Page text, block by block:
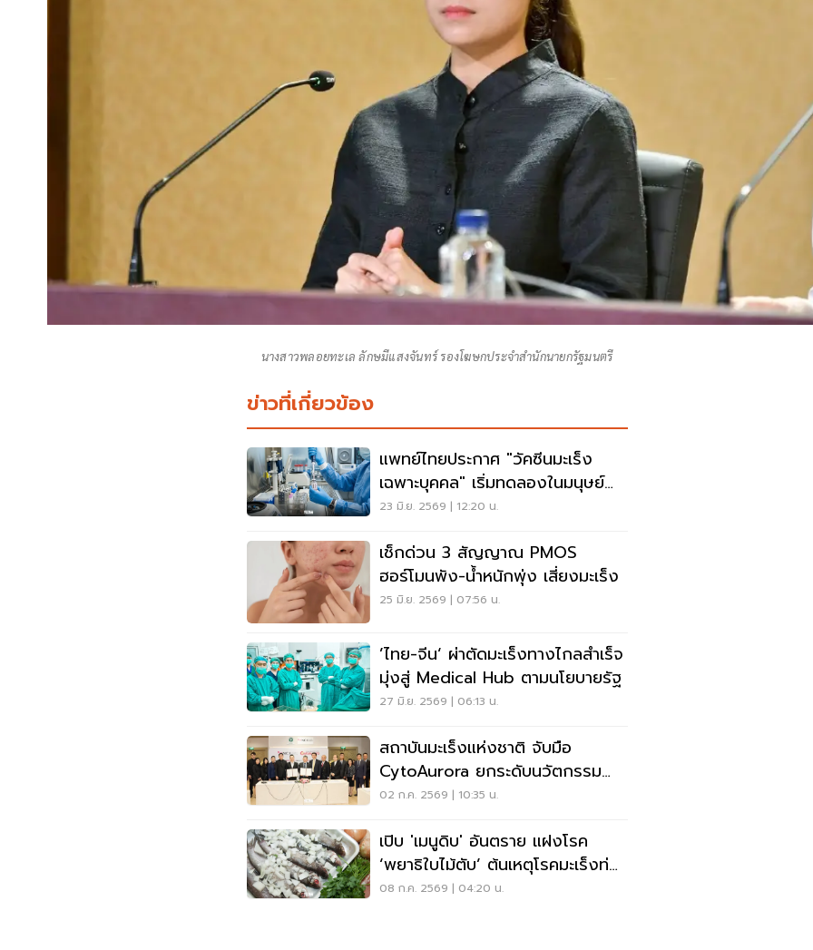
นางสาวพลอยทะเล ลักษมีแสงจันทร์ รองโฆษกประจำสำนักนายกรัฐมนตรี
ข่าวที่เกี่ยวข้อง
แพทย์ไทยประกาศ "วัคซีนมะเร็ง
เฉพาะบุคคล" เริ่มทดลองในมนุษย์
แล้ว
23 มิ.ย. 2569 | 12:20 น.
เช็กด่วน 3 สัญญาณ PMOS
ฮอร์โมนพัง-น้ำหนักพุ่ง เสี่ยงมะเร็ง
25 มิ.ย. 2569 | 07:56 น.
’ไทย-จีน‘ ผ่าตัดมะเร็งทางไกลสำเร็จ
มุ่งสู่ Medical Hub ตามนโยบายรัฐ
27 มิ.ย. 2569 | 06:13 น.
สถาบันมะเร็งแห่งชาติ จับมือ
CytoAurora ยกระดับนวัตกรรม
รักษามะเร็งเพื่อคนไทย
02 ก.ค. 2569 | 10:35 น.
เปิบ 'เมนูดิบ' อันตราย แฝงโรค
‘พยาธิใบไม้ตับ’ ต้นเหตุโรคมะเร็งท่อ
น้ำดี
08 ก.ค. 2569 | 04:20 น.